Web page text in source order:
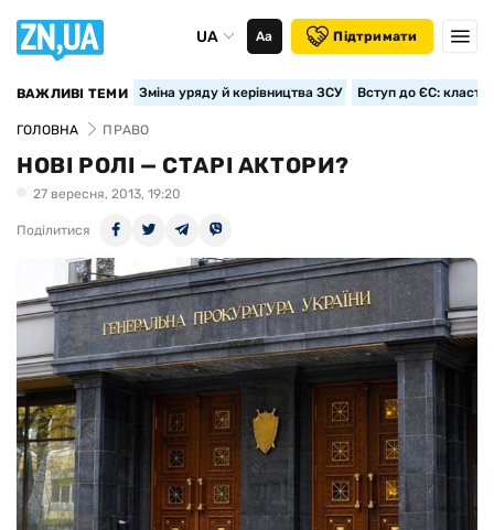
UA Аа Підтримати
ВАЖЛИВІ ТЕМИ Зміна уряду й керівництва ЗСУ Вступ до ЄС:
ГОЛОВНА ПРАВО
НОВІ РОЛІ — СТАРІ АКТОРИ?
27 вересня, 2013, 19:20
Поділитися